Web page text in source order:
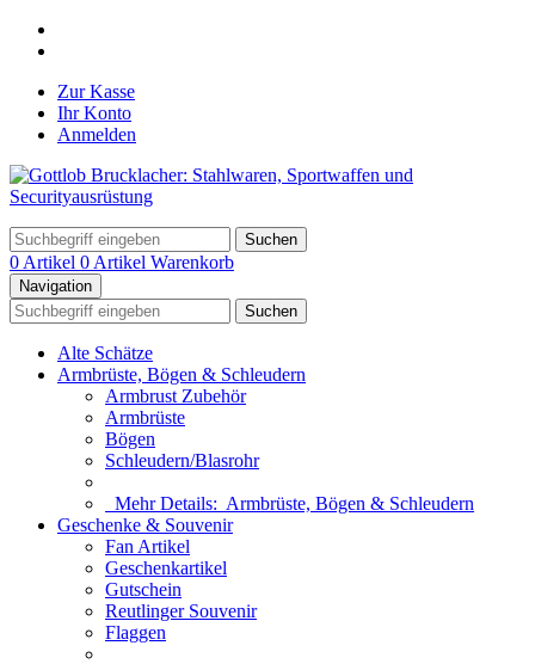
Zur Kasse
Ihr Konto
Anmelden
Suchen
0 Artikel 0 Artikel Warenkorb
Navigation
Suchen
Alte Schätze
Armbrüste, Bögen & Schleudern
Armbrust Zubehör
Armbrüste
Bögen
Schleudern/Blasrohr
Mehr Details: Armbrüste, Bögen & Schleudern
Geschenke & Souvenir
Fan Artikel
Geschenkartikel
Gutschein
Reutlinger Souvenir
Flaggen